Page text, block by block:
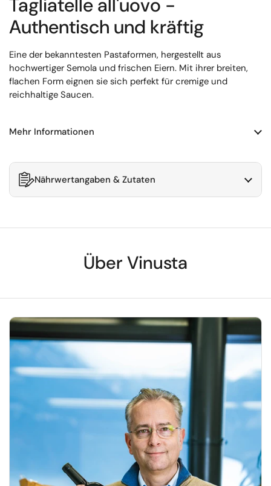
Tagliatelle all'uovo -
Authentisch und kräftig
Eine der bekanntesten Pastaformen, hergestellt aus
hochwertiger Semola und frischen Eiern. Mit ihrer breiten,
flachen Form eignen sie sich perfekt für cremige und
reichhaltige Saucen.
Mehr Informationen
Nährwertangaben & Zutaten
Über Vinusta